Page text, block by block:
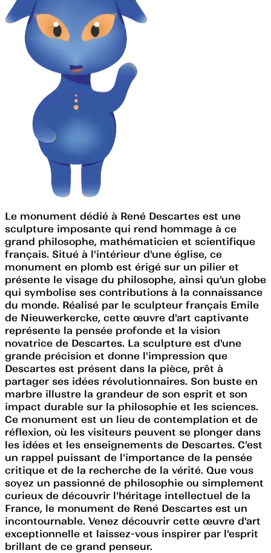
Le monument dédié à René Descartes est une
sculpture imposante qui rend hommage à ce
grand philosophe, mathématicien et scientifique
français. Situé à l'intérieur d'une église, ce
monument en plomb est érigé sur un pilier et
présente le visage du philosophe, ainsi qu'un globe
qui symbolise ses contributions à la connaissance
du monde. Réalisé par le sculpteur français Emile
de Nieuwerkercke, cette œuvre d'art captivante
représente la pensée profonde et la vision
novatrice de Descartes. La sculpture est d'une
grande précision et donne l'impression que
Descartes est présent dans la pièce, prêt à
partager ses idées révolutionnaires. Son buste en
marbre illustre la grandeur de son esprit et son
impact durable sur la philosophie et les sciences.
Ce monument est un lieu de contemplation et de
réflexion, où les visiteurs peuvent se plonger dans
les idées et les enseignements de Descartes. C'est
un rappel puissant de l'importance de la pensée
critique et de la recherche de la vérité. Que vous
soyez un passionné de philosophie ou simplement
curieux de découvrir l'héritage intellectuel de la
France, le monument de René Descartes est un
incontournable. Venez découvrir cette œuvre d'art
exceptionnelle et laissez-vous inspirer par l'esprit
brillant de ce grand penseur.